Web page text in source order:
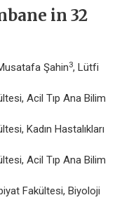
in 32
Şahin3, Lütfi
Acil Tıp Ana Bilim
Kadın Hastalıkları
Acil Tıp Ana Bilim
Fakültesi, Biyoloji